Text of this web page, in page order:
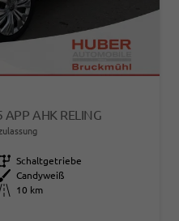
APP AHK RELING
Getriebe Schaltgetriebe
Außenfarbe
Candyweiß
Kilometerstand
10 km